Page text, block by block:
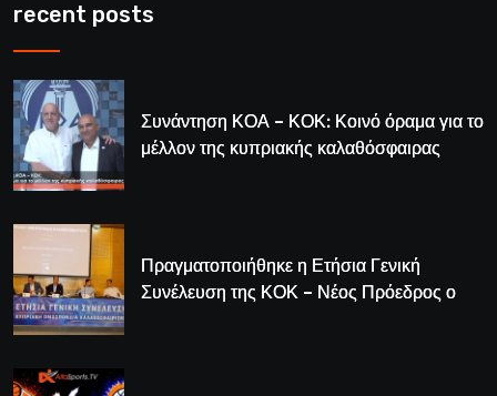
recent posts
Συνάντηση ΚΟΑ – ΚΟΚ: Κοινό όραμα για το
μέλλον της κυπριακής καλαθόσφαιρας
Πραγματοποιήθηκε η Ετήσια Γενική
Συνέλευση της ΚΟΚ – Νέος Πρόεδρος ο